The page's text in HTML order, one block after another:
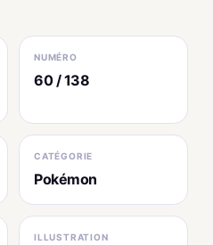
NUMÉRO
60 / 138
CATÉGORIE
Pokémon
ILLUSTRATION